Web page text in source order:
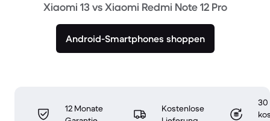
Xiaomi 13 vs Xiaomi Redmi Note 12 Pro
Android-Smartphones shoppen
12 Monate
Kostenlose
30